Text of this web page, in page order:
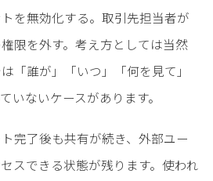
を無効化する。取引先担当者が
限を外す。考え方としては当然
「誰が」「いつ」「何を見て」
いないケースがあります。
完了後も共有が続き、外部ユー
スできる状態が残ります。使われ